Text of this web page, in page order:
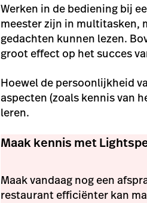
Werken in de bediening bij
meester zijn in multitasken,
gedachten kunnen lezen.
groot effect op het succes
Hoewel de persoonlijkheid
aspecten (zoals kennis van
leren.
Maak kennis met
Maak vandaag nog een
restaurant efficiënter kan